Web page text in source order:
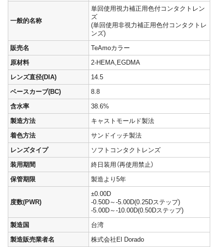
一般的名称
単回使用視力補正用色付コンタクトレン
ズ
(単回使用非視力補正用色付コンタクトレ
ンズ)
販売名
TeAmoカラー
原材料
2-HEMA,EGDMA
レンズ直径(DIA)
14.5
ベースカーブ(BC)
8.8
含水率
38.6%
製造方法
キャストモールド製法
着色方法
サンドイッチ製法
レンズタイプ
ソフトコンタクトレンズ
装用期間
終日装用（再使用禁止）
保管期限
製造より5年
度数(PWR)
±0.00D
-0.50D～-5.00D(0.25Dステップ)
-5.00D～-10.00D(0.50Dステップ)
製造国
台湾
製造販売業者名
株式会社El Dorado